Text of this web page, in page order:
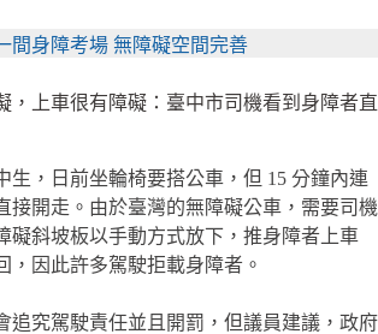
間身障考場 無障礙空間完善
，上車很有障礙：臺中市司機看到身障者直
生，日前坐輪椅要搭公車，但 15 分鐘內連
接開走。由於臺灣的無障礙公車，需要司機
礙斜坡板以手動方式放下，推身障者上車
，因此許多駕駛拒載身障者。
追究駕駛責任並且開罰，但議員建議，政府